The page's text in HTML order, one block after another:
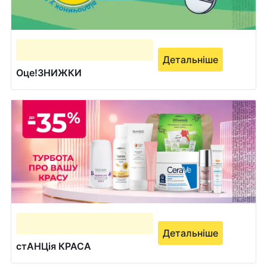
Оце!ЗНИЖКИ
Детальніше
стАНЦія КРАСА
Детальніше